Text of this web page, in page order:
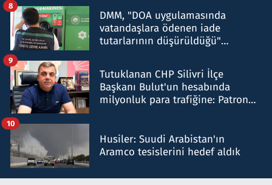
DMM, "DOA uygulamasında
vatandaşlara ödenen iade
tutarlarının düşürüldüğü"
8
Tutuklanan CHP Silivri İlçe
Başkanı Bulut'un hesabında
milyonluk para trafiğine: Patron
9
Husiler: Suudi Arabistan'ın
Aramco tesislerini hedef aldık
10